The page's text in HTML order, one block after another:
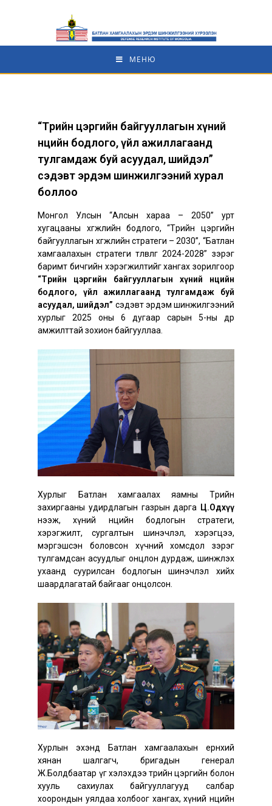
МЕНЮ
“Төрийн цэргийн байгууллагын хүний
нөөцийн бодлого, үйл ажиллагаанд
тулгамдаж буй асуудал, шийдэл”
сэдэвт эрдэм шинжилгээний хурал
боллоо
Монгол Улсын “Алсын хараа – 2050” урт
хугацааны хөгжлийн бодлого, “Төрийн цэргийн
байгууллагын хөгжлийн стратеги – 2030”, “Батлан
хамгаалахын стратеги төлөвлөгөө 2024-2028” зэрэг
баримт бичгийн хэрэгжилтийг хангах зорилгоор
“Төрийн цэргийн байгууллагын хүний нөөцийн
бодлого, үйл ажиллагаанд тулгамдаж буй
асуудал, шийдэл” сэдэвт эрдэм шинжилгээний
хурлыг 2025 оны 6 дугаар сарын 5-ны өдөр
амжилттай зохион байгууллаа.
Хурлыг Батлан хамгаалах яамны Төрийн
захиргааны удирдлагын газрын дарга Ц.Одхүү
нээж, хүний нөөцийн бодлогын стратеги,
хэрэгжилт, сургалтын шинэчлэл, хэрэгцээ,
мэргэшсэн боловсон хүчний хомсдол зэрэг
тулгамдсан асуудлыг онцлон дурдаж, шинжлэх
ухаанд суурилсан бодлогын шинэчлэл хийх
шаардлагатай байгааг онцолсон.
Хурлын эхэнд Батлан хамгаалахын ерөнхий
хянан шалгагч, бригадын генерал
Ж.Болдбаатар үг хэлэхдээ төрийн цэргийн болон
хууль сахиулах байгууллагууд салбар
хоорондын уялдаа холбоог хангах, хүний нөөцийн